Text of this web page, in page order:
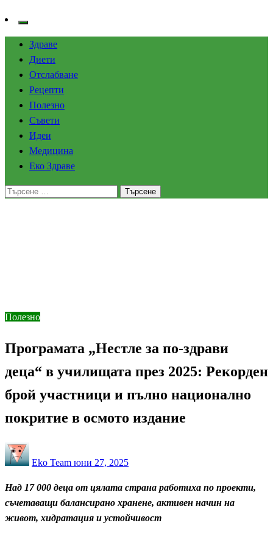
Здраве
Диети
Отслабване
Рецепти
Полезно
Съвети
Идеи
Медицина
Еко Здраве
Търсене
Полезно
Програмата „Нестле за по-здрави
деца“ в училищата през 2025: Рекорден
брой участници и пълно национално
покритие в осмото издание
Eko Team on
юни 27, 2025
Над 17 000 деца от цялата страна работиха по проекти,
съчетаващи балансирано хранене, активен начин на
живот, хидратация и устойчивост